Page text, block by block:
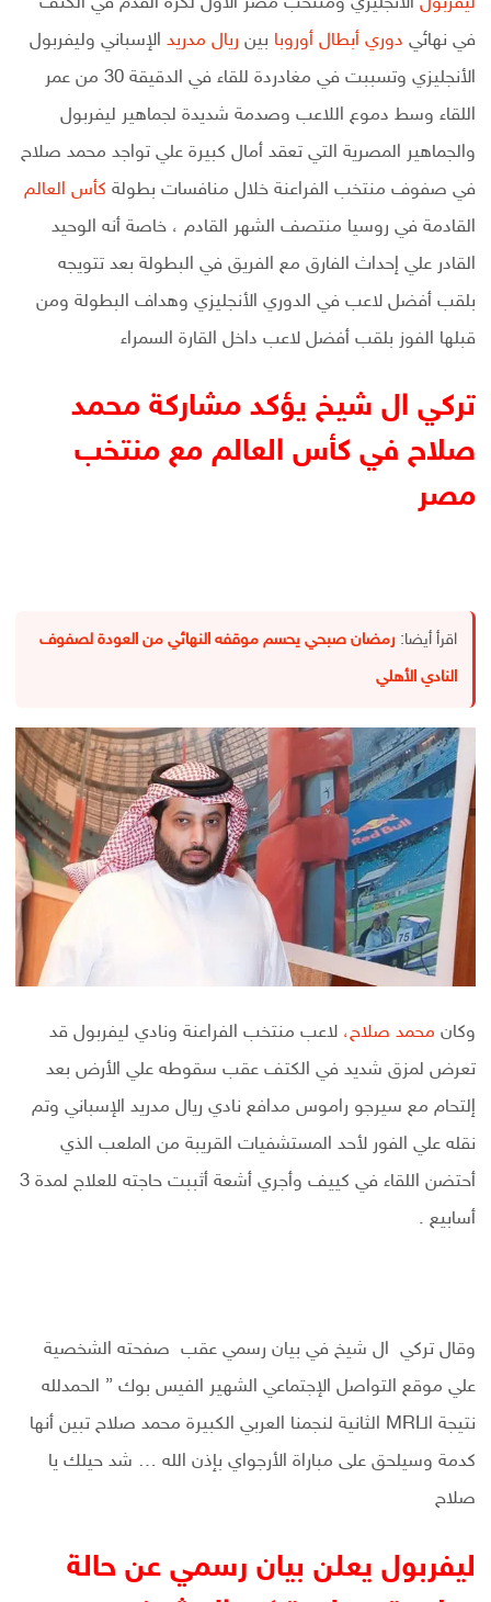
في نهائي دوري أبطال أوروبا بين ريال مدريد الإسباني وليفربول
الأنجليزي وتسببت في مغادردة للقاء في الدقيقة 30 من عمر
اللقاء وسط دموع اللاعب وصدمة شديدة لجماهير ليفربول
والجماهير المصرية التي تعقد أمال كبيرة علي تواجد محمد صلاح
في صفوف منتخب الفراعنة خلال منافسات بطولة كأس العالم
القادمة في روسيا منتصف الشهر القادم ، خاصة أنه الوحيد
القادر علي إحداث الفارق مع الفريق في البطولة بعد تتويجه
بلقب أفضل لاعب في الدوري الأنجليزي وهداف البطولة ومن
قبلها الفوز بلقب أفضل لاعب داخل القارة السمراء
تركي ال شيخ يؤكد مشاركة محمد
صلاح في كأس العالم مع منتخب
مصر
اقرأ أيضا: رمضان صبحي يحسم موقفه النهائي من العودة لصفوف
النادي الأهلي
وكان محمد صلاح، لاعب منتخب الفراعنة ونادي ليفربول قد
تعرض لمزق شديد في الكتف عقب سقوطه علي الأرض بعد
إلتحام مع سيرجو راموس مدافع نادي ريال مدريد الإسباني وتم
نقله علي الفور لأحد المستشفيات القريبة من الملعب الذي
أحتضن اللقاء في كييف وأجري أشعة أثببت حاجته للعلاج لمدة 3
أسابيع .
وقال تركي ال شيخ في بيان رسمي عقب صفحته الشخصية
علي موقع التواصل الإجتماعي الشهير الفيس بوك ” الحمدلله
نتيجة الـMRI الثانية لنجمنا العربي الكبيرة محمد صلاح تبين أنها
كدمة وسيلحق على مباراة الأرجواي بإذن الله … شد حيلك يا
صلاح
ليفربول يعلن بيان رسمي عن حالة